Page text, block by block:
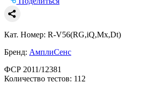
Кат. Номер: R-V56(RG,iQ,Mx,Dt)
Бренд: АмплиСенс
ФСР 2011/12381
Количество тестов: 112